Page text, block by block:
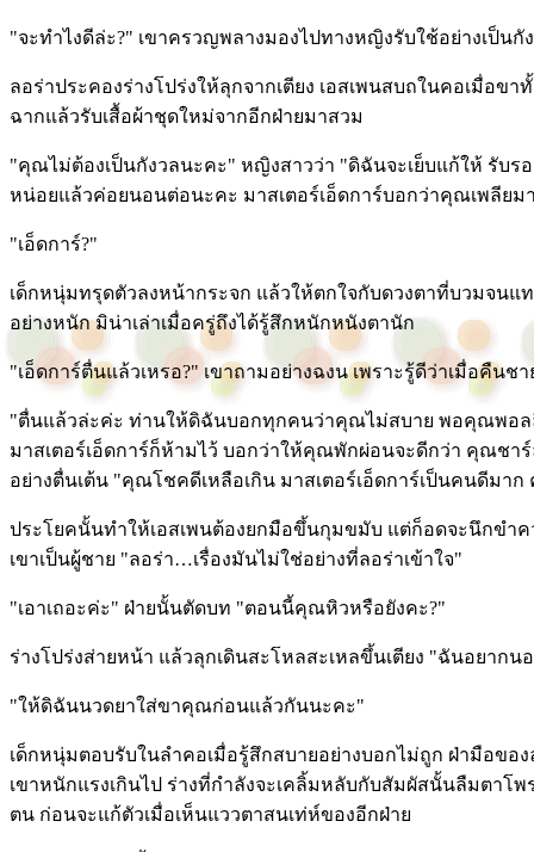
"จะทำไงดีล่ะ?" เขาครวญพลางมองไปทางหญิงรับใช้อย่างเป็นกั
ลอร่าประคองร่างโปร่งให้ลุกจากเตียง เอสเพนสบถในคอเมื่อข
ฉากแล้วรับเสื้อผ้าชุดใหม่จากอีกฝ่ายมาสวม
"คุณไม่ต้องเป็นกังวลนะคะ" หญิงสาวว่า "ดิฉันจะเย็บแก้ให้ รับร
หน่อยแล้วค่อยนอนต่อนะคะ มาสเตอร์เอ็ดการ์บอกว่าคุณเพลียม
"เอ็ดการ์?"
เด็กหนุ่มทรุดตัวลงหน้ากระจก แล้วให้ตกใจกับดวงตาที่บวมจนแ
อย่างหนัก มิน่าเล่าเมื่อครู่ถึงได้รู้สึกหนักหนังตานัก
"เอ็ดการ์ตื่นแล้วเหรอ?" เขาถามอย่างฉงน เพราะรู้ดีว่าเมื่อคืนช
"ตื่นแล้วล่ะค่ะ ท่านให้ดิฉันบอกทุกคนว่าคุณไม่สบาย พอคุณพอล
มาสเตอร์เอ็ดการ์ก็ห้ามไว้ บอกว่าให้คุณพักผ่อนจะดีกว่า คุณชา
อย่างตื่นเต้น "คุณโชคดีเหลือเกิน มาสเตอร์เอ็ดการ์เป็นคนดีมา
ประโยคนั้นทำให้เอสเพนต้องยกมือขึ้นกุมขมับ แต่ก็อดจะนึกขำค
เขาเป็นผู้ชาย "ลอร่า…เรื่องมันไม่ใช่อย่างที่ลอร่าเข้าใจ"
"เอาเถอะค่ะ" ฝ่ายนั้นตัดบท "ตอนนี้คุณหิวหรือยังคะ?"
ร่างโปร่งส่ายหน้า แล้วลุกเดินสะโหลสะเหลขึ้นเตียง "ฉันอยากน
"ให้ดิฉันนวดยาใส่ขาคุณก่อนแล้วกันนะคะ"
เด็กหนุ่มตอบรับในลำคอเมื่อรู้สึกสบายอย่างบอกไม่ถูก ฝ่ามือข
เขาหนักแรงเกินไป ร่างที่กำลังจะเคลิ้มหลับกับสัมผัสนั้นลืมตาโ
ตน ก่อนจะแก้ตัวเมื่อเห็นแววตาสนเท่ห์ของอีกฝ่าย